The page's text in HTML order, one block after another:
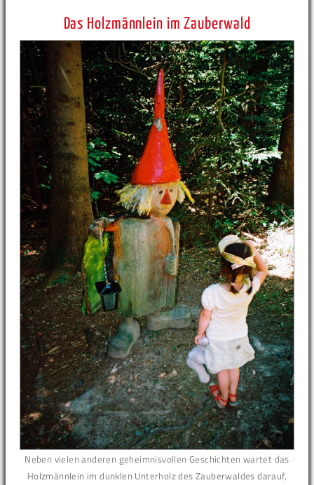
Das Holzmännlein im Zauberwald
Neben vielen anderen geheimnisvollen Geschichten wartet das
Holzmännlein im dunklen Unterholz des Zauberwaldes darauf,